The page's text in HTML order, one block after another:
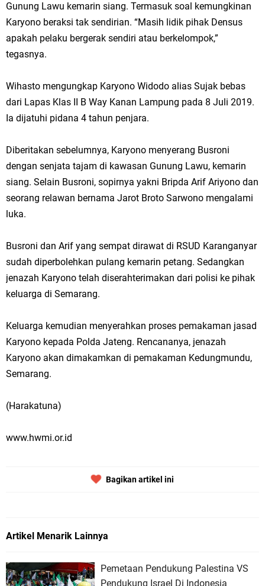
Gunung Lawu kemarin siang. Termasuk soal kemungkinan
Karyono beraksi tak sendirian. “Masih lidik pihak Densus
apakah pelaku bergerak sendiri atau berkelompok,”
tegasnya.
Wihasto mengungkap Karyono Widodo alias Sujak bebas
dari Lapas Klas II B Way Kanan Lampung pada 8 Juli 2019.
Ia dijatuhi pidana 4 tahun penjara.
Diberitakan sebelumnya, Karyono menyerang Busroni
dengan senjata tajam di kawasan Gunung Lawu, kemarin
siang. Selain Busroni, sopirnya yakni Bripda Arif Ariyono dan
seorang relawan bernama Jarot Broto Sarwono mengalami
luka.
Busroni dan Arif yang sempat dirawat di RSUD Karanganyar
sudah diperbolehkan pulang kemarin petang. Sedangkan
jenazah Karyono telah diserahterimakan dari polisi ke pihak
keluarga di Semarang.
Keluarga kemudian menyerahkan proses pemakaman jasad
Karyono kepada Polda Jateng. Rencananya, jenazah
Karyono akan dimakamkan di pemakaman Kedungmundu,
Semarang.
(Harakatuna)
www.hwmi.or.id
Bagikan artikel ini
Artikel Menarik Lainnya
Pemetaan Pendukung Palestina VS
Pendukung Israel Di Indonesia